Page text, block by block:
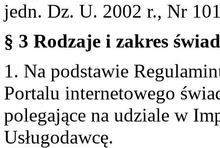
jedn. Dz. U. 2002 r., Nr
§ 3 Rodzaje i zakres
1. Na podstawie
Portalu internetowego
polegające na udziale w
Usługodawcę.